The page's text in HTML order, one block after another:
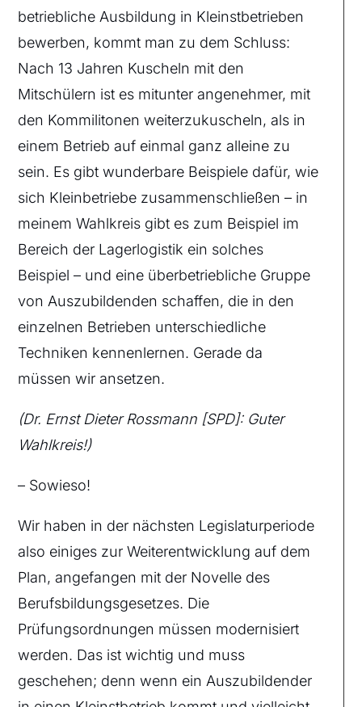
betriebliche Ausbildung in Kleinstbetrieben
bewerben, kommt man zu dem Schluss:
Nach 13 Jahren Kuscheln mit den
Mitschülern ist es mitunter angenehmer, mit
den Kommilitonen weiterzukuscheln, als in
einem Betrieb auf einmal ganz alleine zu
sein. Es gibt wunderbare Beispiele dafür, wie
sich Kleinbetriebe zusammenschließen – in
meinem Wahlkreis gibt es zum Beispiel im
Bereich der Lagerlogistik ein solches
Beispiel – und eine überbetriebliche Gruppe
von Auszubildenden schaffen, die in den
einzelnen Betrieben unterschiedliche
Techniken kennenlernen. Gerade da
müssen wir ansetzen.
(Dr. Ernst Dieter Rossmann [SPD]: Guter
Wahlkreis!)
– Sowieso!
Wir haben in der nächsten Legislaturperiode
also einiges zur Weiterentwicklung auf dem
Plan, angefangen mit der Novelle des
Berufsbildungsgesetzes. Die
Prüfungsordnungen müssen modernisiert
werden. Das ist wichtig und muss
geschehen; denn wenn ein Auszubildender